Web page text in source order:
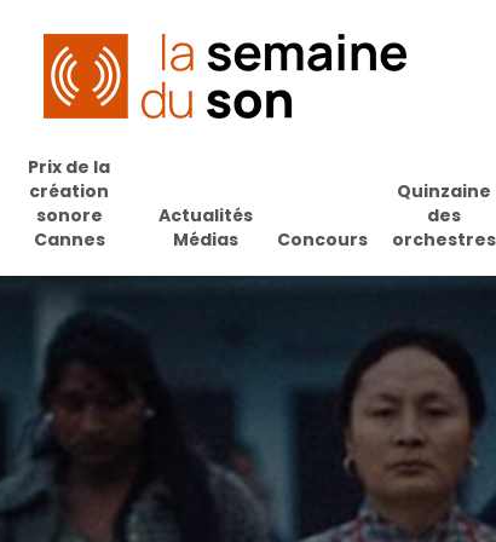
Prix de la
création
sonore
Cannes
Actualités
Médias
Concours
Quinzaine
des
orchestres